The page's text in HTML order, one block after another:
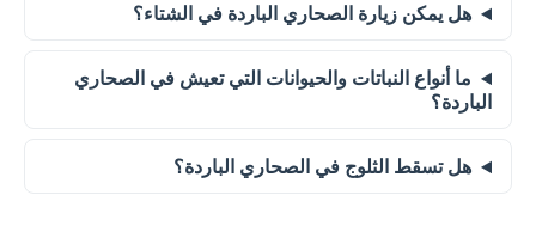
هل يمكن زيارة الصحاري الباردة في الشتاء؟
ما أنواع النباتات والحيوانات التي تعيش في الصحاري
الباردة؟
هل تسقط الثلوج في الصحاري الباردة؟